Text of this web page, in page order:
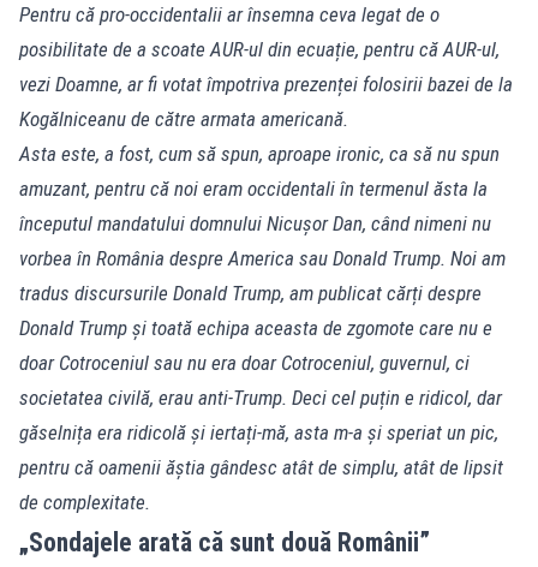
Pentru că pro-occidentalii ar însemna ceva legat de o
posibilitate de a scoate AUR-ul din ecuație, pentru că AUR-ul,
vezi Doamne, ar fi votat împotriva prezenței folosirii bazei de la
Kogălniceanu de către armata americană.
Asta este, a fost, cum să spun, aproape ironic, ca să nu spun
amuzant, pentru că noi eram occidentali în termenul ăsta la
începutul mandatului domnului Nicușor Dan, când nimeni nu
vorbea în România despre America sau Donald Trump. Noi am
tradus discursurile Donald Trump, am publicat cărți despre
Donald Trump și toată echipa aceasta de zgomote care nu e
doar Cotroceniul sau nu era doar Cotroceniul, guvernul, ci
societatea civilă, erau anti-Trump. Deci cel puțin e ridicol, dar
găselnița era ridicolă și iertați-mă, asta m-a și speriat un pic,
pentru că oamenii ăștia gândesc atât de simplu, atât de lipsit
de complexitate.
„Sondajele arată că sunt două Românii”